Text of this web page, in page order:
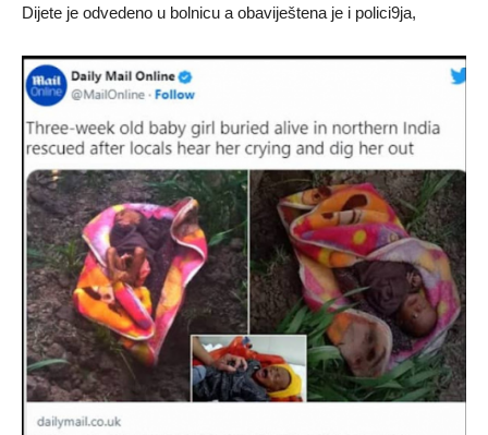
Dijete je odvedeno u bolnicu a obaviještena je i polici9ja,